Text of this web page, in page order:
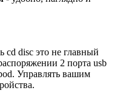
cd disc это не главный
2 порта usb
Управлять вашим